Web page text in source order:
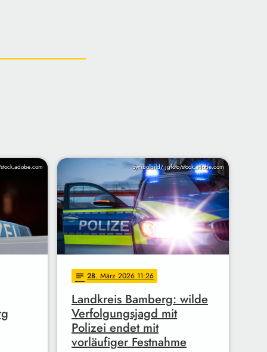
Symbolbild/ jgfoto/stock.adobe.com
notes 28. März 2026 11:26
Landkreis Bamberg: wilde
Verfolgungsjagd mit
Polizei endet mit
vorläufiger Festnahme